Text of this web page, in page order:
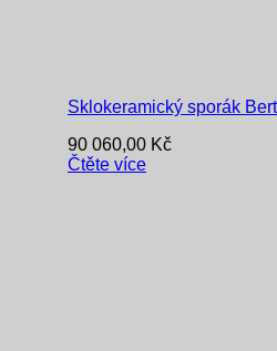
Sklokeramický sporák
90 060,00 Kč
Čtěte více